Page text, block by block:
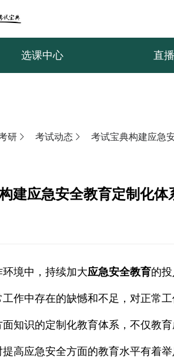
选课中心 直播
研 考试动态 考试宝典构建应急
建应急安全教育定制化体
境中，持续加大应急安全教育的
作中存在的缺憾和不足，对正常
知识的定制化教育体系，不仅教
高应急安全方面的教育水平有着